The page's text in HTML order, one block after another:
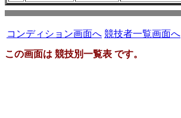
コンディション画面へ 競技者一覧画面へ
この画面は 競技別一覧表 です。